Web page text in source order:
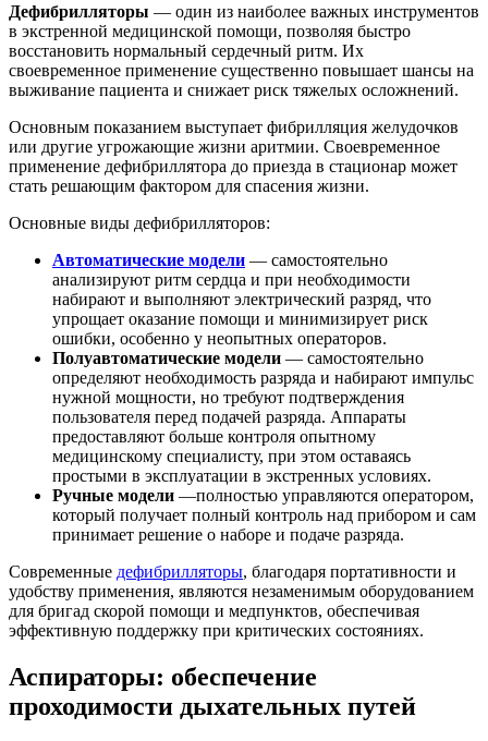
Дефибрилляторы — один из наиболее важных инструментов
в экстренной медицинской помощи, позволяя быстро
восстановить нормальный сердечный ритм. Их
своевременное применение существенно повышает шансы на
выживание пациента и снижает риск тяжелых осложнений.
Основным показанием выступает фибрилляция желудочков
или другие угрожающие жизни аритмии. Своевременное
применение дефибриллятора до приезда в стационар может
стать решающим фактором для спасения жизни.
Основные виды дефибрилляторов:
Автоматические модели — самостоятельно
анализируют ритм сердца и при необходимости
набирают и выполняют электрический разряд, что
упрощает оказание помощи и минимизирует риск
ошибки, особенно у неопытных операторов.
Полуавтоматические модели — самостоятельно
определяют необходимость разряда и набирают импульс
нужной мощности, но требуют подтверждения
пользователя перед подачей разряда. Аппараты
предоставляют больше контроля опытному
медицинскому специалисту, при этом оставаясь
простыми в эксплуатации в экстренных условиях.
Ручные модели —полностью управляются оператором,
который получает полный контроль над прибором и сам
принимает решение о наборе и подаче разряда.
Современные дефибрилляторы, благодаря портативности и
удобству применения, являются незаменимым оборудованием
для бригад скорой помощи и медпунктов, обеспечивая
эффективную поддержку при критических состояниях.
Аспираторы: обеспечение
проходимости дыхательных путей